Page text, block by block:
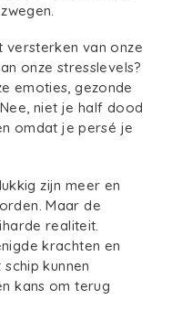
versterken van onze
onze stresslevels?
emoties, gezonde
niet je half dood
omdat je persé je
zijn meer en
Maar de
realiteit.
krachten en
kunnen
kans om terug